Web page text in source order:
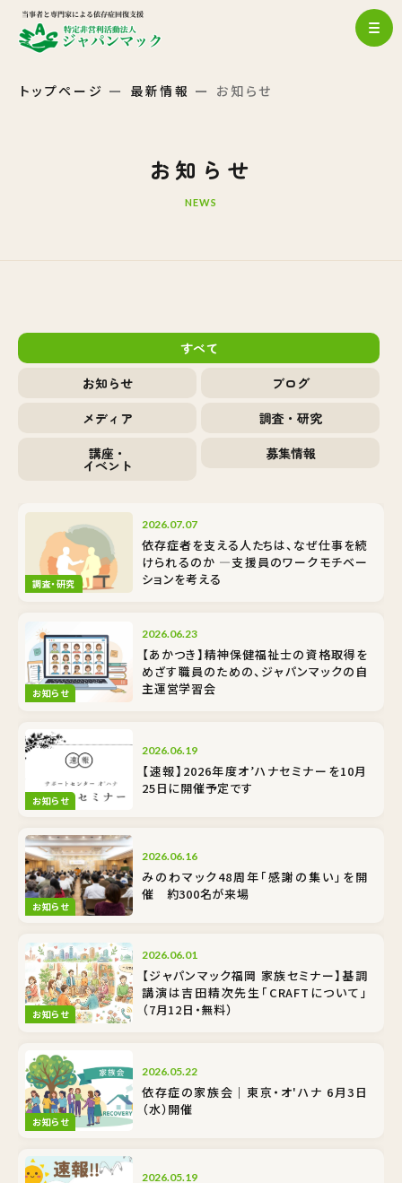
トップページ 最新情報 お知らせ
お知らせ
NEWS
すべて
お知らせ
ブログ
メディア
調査・研究
講座・
イベント
募集情報
調査・研究
2026.07.07
依存症者を支える人たちは、なぜ仕事を続
けられるのか ―支援員のワークモチベー
ションを考える
お知らせ
2026.06.23
【あかつき】精神保健福祉士の資格取得を
めざす職員のための、ジャパンマックの自
主運営学習会
お知らせ
2026.06.19
【速報】2026年度オ’ハナセミナーを10月
25日に開催予定です
お知らせ
2026.06.16
みのわマック48周年「感謝の集い」を開
催 約300名が来場
お知らせ
2026.06.01
【ジャパンマック福岡 家族セミナー】基調
講演は吉田精次先生「CRAFTについて」
（7月12日・無料）
お知らせ
2026.05.22
依存症の家族会｜東京・オ'ハナ 6月3日
（水）開催
2026.05.19